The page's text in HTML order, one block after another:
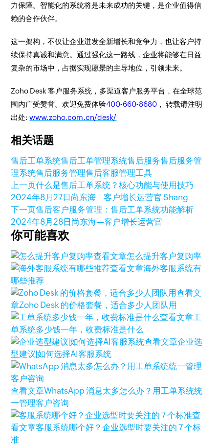
力保障。智能化的系统将是未来成功的关键，是企业值得信
赖的合作伙伴。
这一架构，不仅让企业迸发全新增长和竞争力，也让客户持
续保持真诚和满意。通过强化这一路线，企业将能够在日益
复杂的市场中，占据实现愿景的主导地位，引领未来。
Zoho Desk 客户服务系统，多渠道客户服务平台，在全球范
围内广受赞誉。欢迎免费体验400-660-8680 ， 转载请注明
出处:www.zoho.com.cn/desk/
相关话题
售后工单系统售后工单管理系统售后服务售后服务管
理系统售后服务管理售后客服管理工具
上一页什么是售后工单系统？核心功能与使用技巧
2024年8月27日 尚东海—客户增长运营官 Shang
下一页售后客户服务管理：售后工单系统功能解析
2024年8月28日 尚东海—客户增长运营官
你可能喜欢
查看文章怎么提升客户复购率
查看文章海外客服系统有
哪些推荐
查看文
章Zoho Desk 的价格套餐，适合多少人团队用
查看文章工
单系统多少钱一年，收费标准是什么
查看文章企业选
型建议|如何选择AI客服系统
查看文章WhatsApp 消息太多怎么办？用工单系统统
一管理客户咨询
查
看文章客服系统哪个好？企业选型时要关注的 7 个标
准